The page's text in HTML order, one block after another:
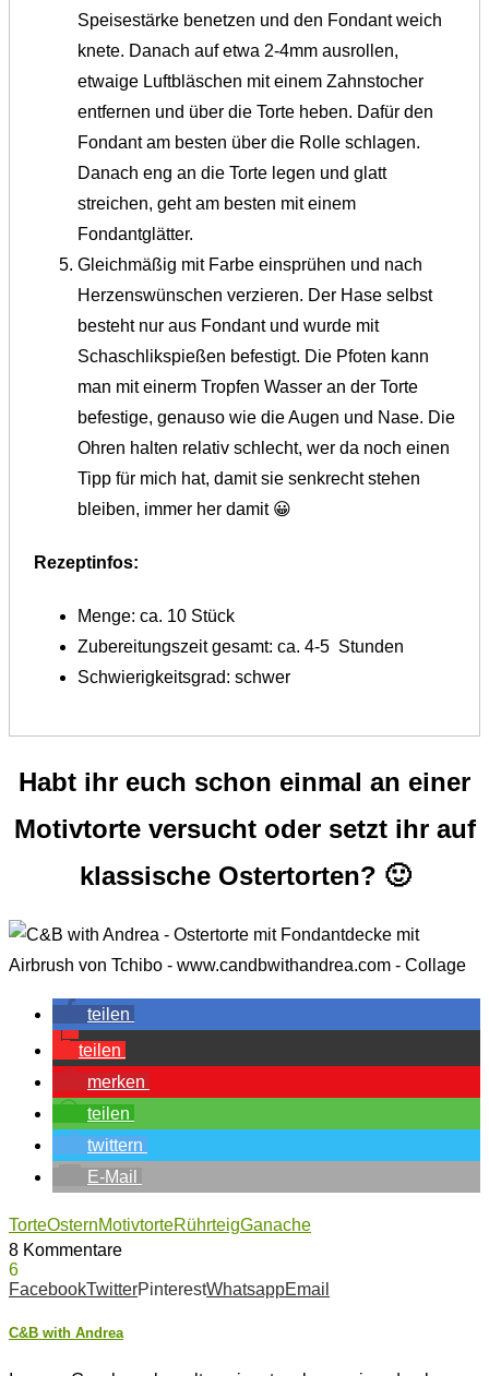
Speisestärke benetzen und den Fondant weich
knete. Danach auf etwa 2-4mm ausrollen,
etwaige Luftbläschen mit einem Zahnstocher
entfernen und über die Torte heben. Dafür den
Fondant am besten über die Rolle schlagen.
Danach eng an die Torte legen und glatt
streichen, geht am besten mit einem
Fondantglätter.
Gleichmäßig mit Farbe einsprühen und nach
Herzenswünschen verzieren. Der Hase selbst
besteht nur aus Fondant und wurde mit
Schaschlikspießen befestigt. Die Pfoten kann
man mit einerm Tropfen Wasser an der Torte
befestige, genauso wie die Augen und Nase. Die
Ohren halten relativ schlecht, wer da noch einen
Tipp für mich hat, damit sie senkrecht stehen
bleiben, immer her damit 😀
Rezeptinfos:
Menge: ca. 10 Stück
Zubereitungszeit gesamt: ca. 4-5 Stunden
Schwierigkeitsgrad: schwer
Habt ihr euch schon einmal an einer
Motivtorte versucht oder setzt ihr auf
klassische Ostertorten? 🙂
teilen
teilen
merken
teilen
twittern
E-Mail
TorteOsternMotivtorteRührteigGanache
8 Kommentare
6
FacebookTwitterPinterestWhatsappEmail
C&B with Andrea